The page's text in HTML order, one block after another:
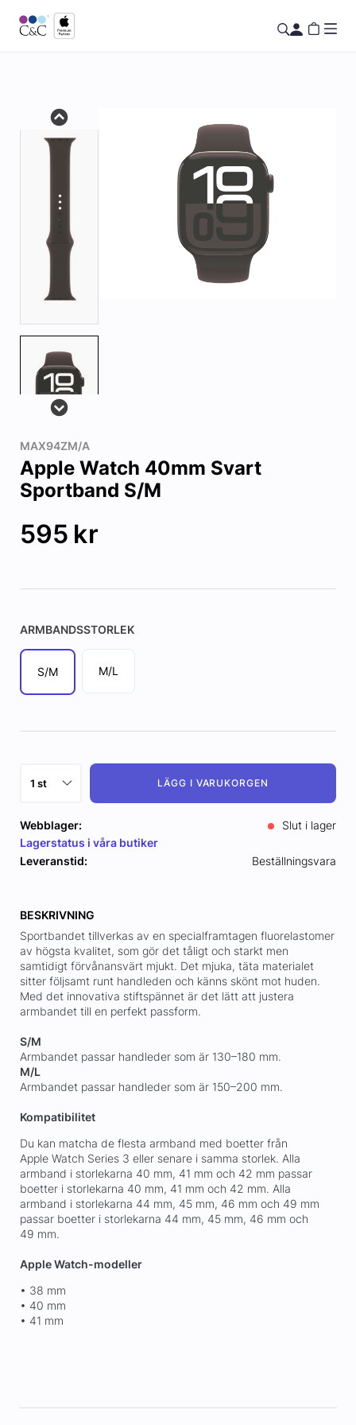
MAX94ZM/A
Apple Watch 40mm Svart
Sportband S/M
595 kr
ARMBANDSSTORLEK
S/M M/L
LÄGG I VARUKORGEN
Webblager:
Slut i lager
Lagerstatus i våra butiker
Leveranstid:
Beställningsvara
BESKRIVNING
Sportbandet tillverkas av en specialframtagen fluorelastomer
av högsta kvalitet, som gör det tåligt och starkt men
samtidigt förvånansvärt mjukt. Det mjuka, täta materialet
sitter följsamt runt handleden och känns skönt mot huden.
Med det innovativa stiftspännet är det lätt att justera
armbandet till en perfekt passform.
S/M
Armbandet passar handleder som är 130–180 mm.
M/L
Armbandet passar handleder som är 150–200 mm.
Kompatibilitet
Du kan matcha de flesta armband med boetter från
Apple Watch Series 3 eller senare i samma storlek. Alla
armband i storlekarna 40 mm, 41 mm och 42 mm passar
boetter i storlekarna 40 mm, 41 mm och 42 mm. Alla
armband i storlekarna 44 mm, 45 mm, 46 mm och 49 mm
passar boetter i storlekarna 44 mm, 45 mm, 46 mm och
49 mm.
Apple Watch-modeller
• 38 mm
• 40 mm
• 41 mm